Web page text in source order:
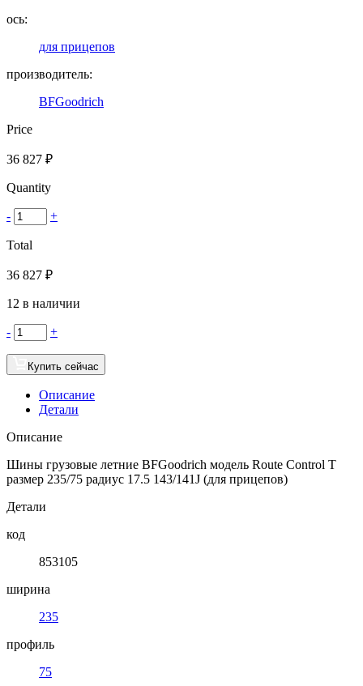
ось:
для прицепов
производитель:
BFGoodrich
Price
36 827 ₽
Quantity
- +
Total
36 827 ₽
12 в наличии
- +
Купить сейчас
Описание
Детали
Описание
Шины грузовые летние BFGoodrich модель Route Control T
размер 235/75 радиус 17.5 143/141J (для прицепов)
Детали
код
853105
ширина
235
профиль
75